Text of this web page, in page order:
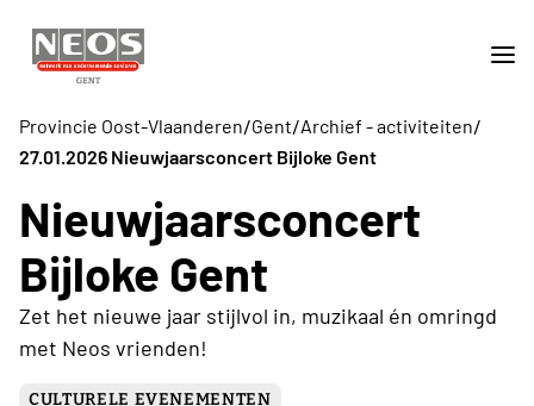
Provincie Oost-Vlaanderen/Gent/Archief - activiteiten/
27.01.2026 Nieuwjaarsconcert Bijloke Gent
Nieuwjaarsconcert
Bijloke Gent
Zet het nieuwe jaar stijlvol in, muzikaal én omringd
met Neos vrienden!
CULTURELE EVENEMENTEN